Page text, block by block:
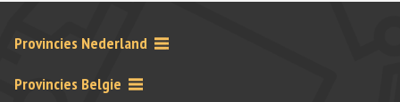
Provincies Nederland
Provincies Belgie